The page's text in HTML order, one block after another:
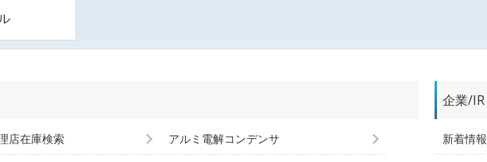
店在庫検索 アルミ電解コンデンサ
企業/IR
新着情報